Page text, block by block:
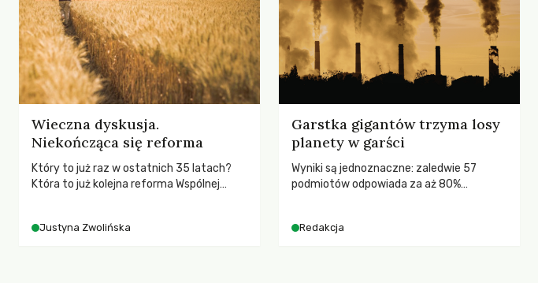
Wieczna dyskusja.
Niekończąca się reforma
Który to już raz w ostatnich 35 latach?
Która to już kolejna reforma Wspólnej
społeczne?
Justyna Zwolińska
Garstka gigantów trzyma losy
planety w garści
Wyniki są jednoznaczne: zaledwie 57
podmiotów odpowiada za aż 80%
Redakcja